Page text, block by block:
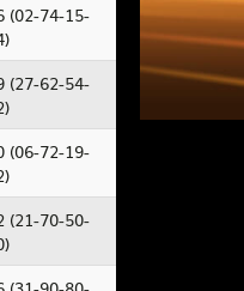
(02-74-15-
(27-62-54-
(06-72-19-
(21-70-50-